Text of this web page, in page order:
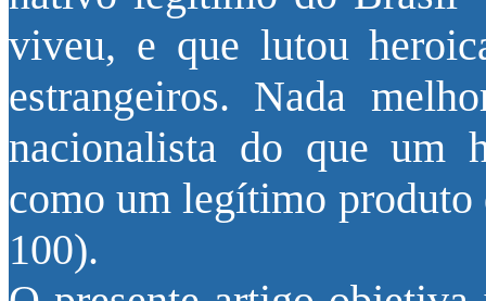
viveu, e que lutou
estrangeiros. Nada
nacionalista do que um
como um legítimo
100).